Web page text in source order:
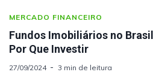
MERCADO FINANCEIRO
Fundos Imobiliários no
Por Que Investir
27/09/2024 3 min de leitura